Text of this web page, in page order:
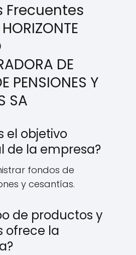
Frecuentes
DE
PENSIONES Y
SA
el objetivo
de la empresa?
fondos de
y cesantías.
de productos y
ofrece la